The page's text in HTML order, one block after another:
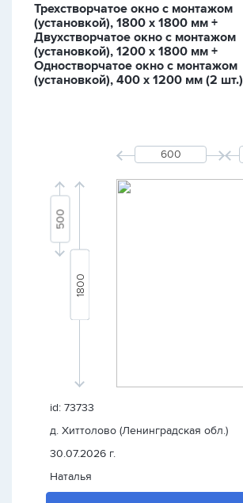
Трехстворчатое окно с монтажом
(установкой), 1800 х 1800 мм +
Двухстворчатое окно с монтажом
(установкой), 1200 х 1800 мм +
Одностворчатое окно с монтажом
(установкой), 400 х 1200 мм (2 шт.)
id: 73733
д. Хиттолово (Ленинградская обл.)
30.07.2026 г.
Наталья